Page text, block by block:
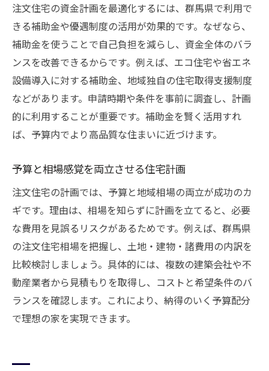
注文住宅の資金計画を最適化するには、群馬県で利用で
きる補助金や優遇制度の活用が効果的です。なぜなら、
補助金を使うことで自己負担を減らし、資金全体のバラ
ンスを改善できるからです。例えば、エコ住宅や省エネ
設備導入に対する補助金、地域独自の住宅取得支援制度
などがあります。申請時期や条件を事前に調査し、計画
的に利用することが重要です。補助金を賢く活用すれ
ば、予算内でより高品質な住まいに近づけます。
予算と相場感覚を両立させる住宅計画
注文住宅の計画では、予算と地域相場の両立が成功のカ
ギです。理由は、相場を知らずに計画を立てると、必要
な費用を見誤るリスクがあるためです。例えば、群馬県
の注文住宅相場を把握し、土地・建物・諸費用の内訳を
比較検討しましょう。具体的には、複数の建築会社や不
動産業者から見積もりを取得し、コストと希望条件のバ
ランスを確認します。これにより、納得のいく予算配分
で理想の家を実現できます。